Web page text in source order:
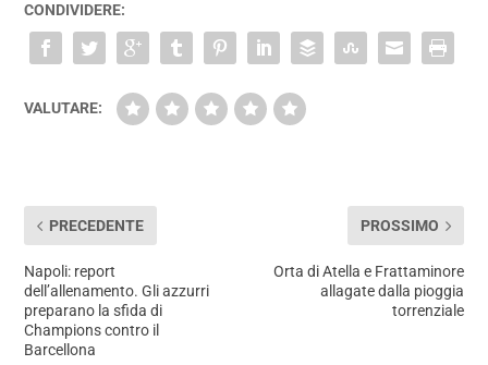
CONDIVIDERE:
VALUTARE:
PRECEDENTE
Napoli: report
dell’allenamento. Gli azzurri
preparano la sfida di
Champions contro il
Barcellona
PROSSIMO
Orta di Atella e Frattaminore
allagate dalla pioggia
torrenziale